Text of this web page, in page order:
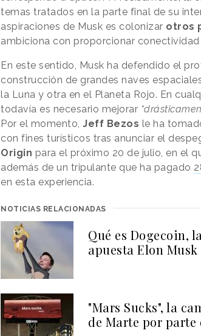
temas tratados en la parte final de su
aspiraciones de Musk es colonizar otros
ambiciona con proporcionar
En este sentido, Musk ha defendido el
construcción de grandes naves
la Luna y otra en el Planeta Rojo. En
todavía es necesario mejorar
Por el momento, Jeff Bezos le ha
con fines turísticos tras anunciar el
Origin para el próximo 20 de julio, en el
además de un tripulante que ha pagado
en esta experiencia.
NOTICIAS RELACIONADAS
Qué es Dogecoin,
apuesta Elon Musk
"Mars Sucks", la
de Marte por parte